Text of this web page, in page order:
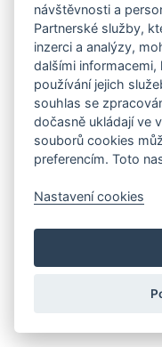
návštěvnosti a
Partnerské služby,
inzerci a analýzy,
dalšími
používání jejich
souhlas se
dočasně ukládají ve
souborů cookies
preferencím. Toto
Nastavení cookies